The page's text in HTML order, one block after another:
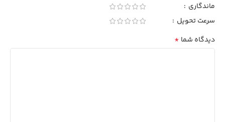
ماندگاری
سرعت تحویل
دیدگاه شما *